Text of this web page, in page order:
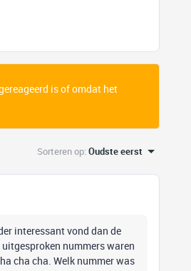
is of omdat het
Sorteren op:Oudste eerst
interessant vond dan de
nummers waren
cha cha. Welk nummer was